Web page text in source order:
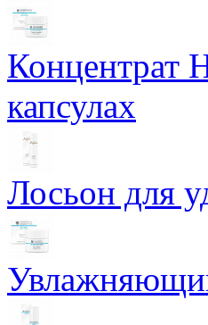
Концентрат
капсулах
Лосьон для